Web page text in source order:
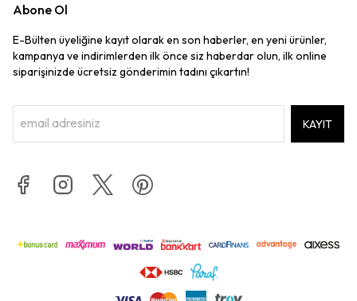
Abone Ol
E-Bülten üyeliğine kayıt olarak en son haberler, en yeni ürünler,
kampanya ve indirimlerden ilk önce siz haberdar olun, ilk online
siparişinizde ücretsiz gönderimin tadını çıkartın!
KAYIT